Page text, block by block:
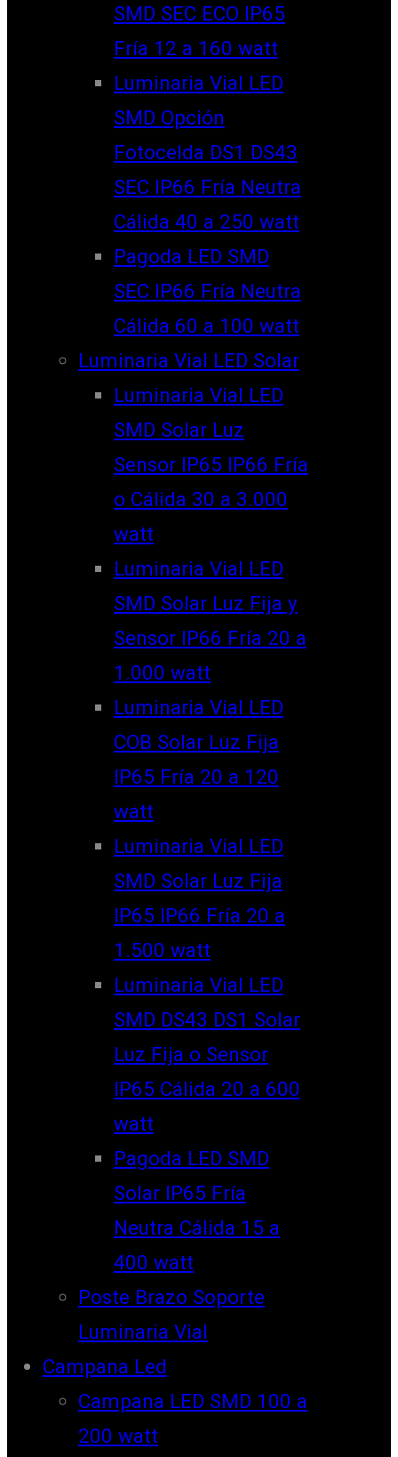
SMD SEC ECO IP65
Fría 12 a 160 watt
Luminaria Vial LED
SMD Opción
Fotocelda DS1 DS43
SEC IP66 Fría Neutra
Cálida 40 a 250 watt
Pagoda LED SMD
SEC IP66 Fría Neutra
Cálida 60 a 100 watt
Luminaria Vial LED Solar
Luminaria Vial LED
SMD Solar Luz
Sensor IP65 IP66 Fría
o Cálida 30 a 3.000
watt
Luminaria Vial LED
SMD Solar Luz Fija y
Sensor IP66 Fría 20 a
1.000 watt
Luminaria Vial LED
COB Solar Luz Fija
IP65 Fría 20 a 120
watt
Luminaria Vial LED
SMD Solar Luz Fija
IP65 IP66 Fría 20 a
1.500 watt
Luminaria Vial LED
SMD DS43 DS1 Solar
Luz Fija o Sensor
IP65 Cálida 20 a 600
watt
Pagoda LED SMD
Solar IP65 Fría
Neutra Cálida 15 a
400 watt
Poste Brazo Soporte
Luminaria Vial
Campana Led
Campana LED SMD 100 a
200 watt